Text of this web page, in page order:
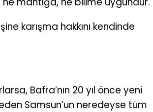
karışma hakkını kendinde
Bafra’nın 20 yıl önce yeni
Samsun’un neredeyse tüm